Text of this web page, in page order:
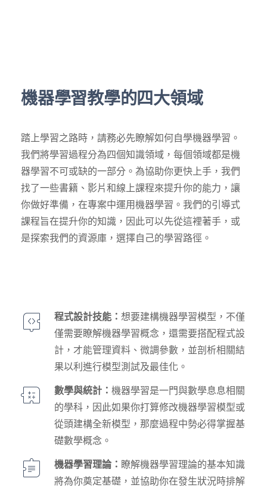
機器學習教學的四大領域
踏上學習之路時，請務必先瞭解如何自學機器學習。
我們將學習過程分為四個知識領域，每個領域都是機
器學習不可或缺的一部分。為協助你更快上手，我們
找了一些書籍、影片和線上課程來提升你的能力，讓
你做好準備，在專案中運用機器學習。我們的引導式
課程旨在提升你的知識，因此可以先從這裡著手，或
是探索我們的資源庫，選擇自己的學習路徑。
程式設計技能： 想要建構機器學習模型，不僅
僅需要瞭解機器學習概念，還需要搭配程式設
計，才能管理資料、微調參數，並剖析相關結
果以利進行模型測試及最佳化。
數學與統計： 機器學習是一門與數學息息相關
的學科，因此如果你打算修改機器學習模型或
從頭建構全新模型，那麼過程中勢必得掌握基
礎數學概念。
機器學習理論： 瞭解機器學習理論的基本知識
將為你奠定基礎，並協助你在發生狀況時排解